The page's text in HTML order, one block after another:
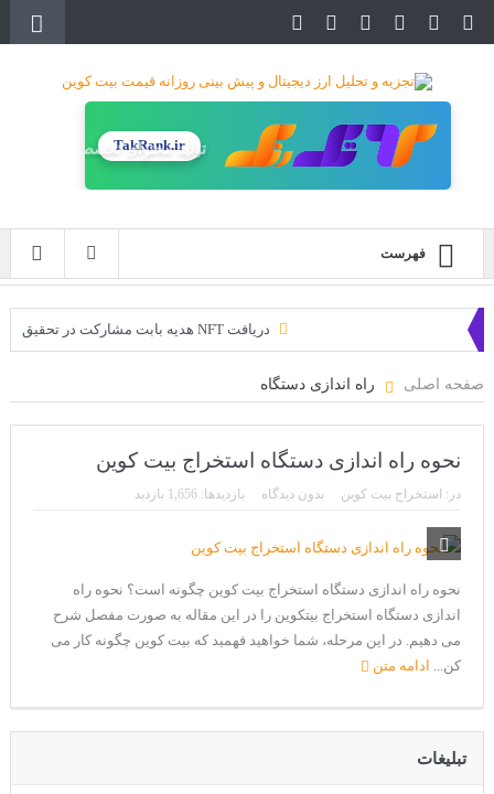
تولید محتوای تخصصی
TakRank.ir
فهرست
دریافت NFT هدیه بابت مشارکت در تحقیق
سه ایردراپ عالی برای این ماه
CoinEx سریع ترین برند درحال رشد در خدمات مالی!
بیت کوین به امید ETF به 60،000 دلار رسید!
ورود 254 نهنگ جدید به بازار بیت کوین
ایردراپ کریپتوتانک – CryptoTanks Airdrop
صفحه اصلی راه اندازی دستگاه
نحوه راه اندازی دستگاه استخراج بیت کوین
در: استخراج بیت کوین بدون دیدگاه بازدیدها: 1,656 بازدید
نحوه راه اندازی دستگاه استخراج بیت کوین چگونه است؟ نحوه راه
اندازی دستگاه استخراج بیتکوین را در این مقاله به صورت مفصل شرح
می دهیم. در این مرحله، شما خواهید فهمید که بیت کوین چگونه کار می
کن...
ادامه متن
تبلیغات